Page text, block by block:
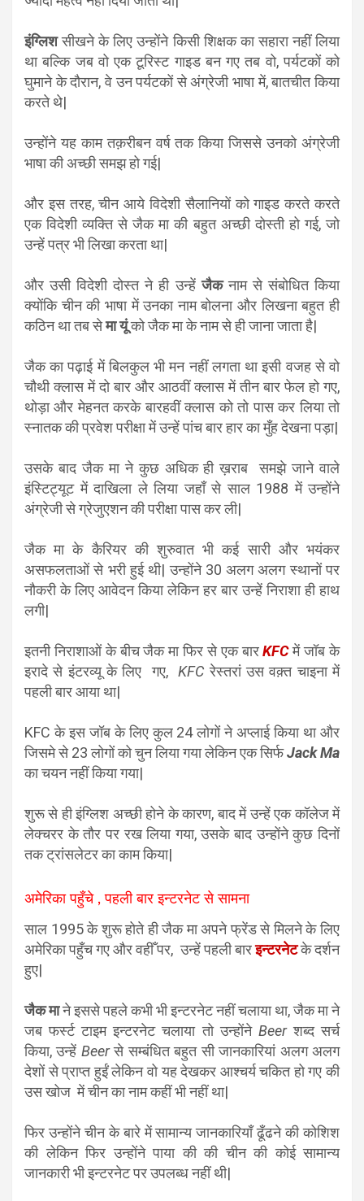
इंग्लिशसीखने के लिए उन्होंने किसी शिक्षक का सहारा नहीं लिया
था बल्कि जब वो एक टूरिस्ट गाइड बन गए तब वो, पर्यटकों को
घुमाने के दौरान, वे उन पर्यटकों से अंग्रेजी भाषा में, बातचीत किया
करते थे|
उन्होंने यह काम तक़रीबन वर्ष तक किया जिससे उनको अंग्रेजी
भाषा की अच्छी समझ हो गई|
और इस तरह, चीन आये विदेशी सैलानियों को गाइड करते करते
एक विदेशी व्यक्ति से जैक मा की बहुत अच्छी दोस्ती हो गई, जो
उन्हें पत्र भी लिखा करता था|
और उसी विदेशी दोस्त ने ही उन्हेंजैकनाम से संबोधित किया
क्योंकि चीन की भाषा में उनका नाम बोलना और लिखना बहुत ही
कठिन था तब सेमा यूंको जैक मा के नाम से ही जाना जाता है|
जैक का पढ़ाई में बिलकुल भी मन नहीं लगता था इसी वजह से वो
चौथी क्लास में दो बार और आठवीं क्लास में तीन बार फेल हो गए,
थोड़ा और मेहनत करके बारहवीं क्लास को तो पास कर लिया तो
स्नातक की प्रवेश परीक्षा में उन्हें पांच बार हार का मुँह देखना पड़ा|
उसके बाद जैक मा ने कुछ अधिक ही ख़राब समझे जाने वाले
इंस्टिट्यूट में दाखिला ले लिया जहाँ से साल 1988 में उन्होंने
अंग्रेजी से ग्रेजुएशन की परीक्षा पास कर ली|
जैक मा के कैरियर की शुरुवात भी कई सारी और भयंकर
असफलताओं से भरी हुई थी| उन्होंने 30 अलग अलग स्थानों पर
नौकरी के लिए आवेदन किया लेकिन हर बार उन्हें निराशा ही हाथ
लगी|
इतनी निराशाओं के बीच जैक मा फिर से एक बारKFCमें जॉब के
इरादे से इंटरव्यू के लिए गए,KFCरेस्तरां उस वक़्त चाइना में
पहली बार आया था|
KFC के इस जॉब के लिए कुल 24 लोगों ने अप्लाई किया था और
जिसमे से 23 लोगों को चुन लिया गया लेकिन एक सिर्फJack Ma
का चयन नहीं किया गया|
शुरू से ही इंग्लिश अच्छी होने के कारण, बाद में उन्हें एक कॉलेज में
लेक्चरर के तौर पर रख लिया गया, उसके बाद उन्होंने कुछ दिनों
तक ट्रांसलेटर का काम किया|
अमेरिका पहुँचे , पहली बार इन्टरनेट से सामना
साल 1995 के शुरू होते ही जैक मा अपने फ्रेंड से मिलने के लिए
अमेरिका पहुँच गए और वहीँ पर, उन्हें पहली बारइन्टरनेटके दर्शन
हुए|
जैक माने इससे पहले कभी भी इन्टरनेट नहीं चलाया था, जैक मा ने
जब फर्स्ट टाइम इन्टरनेट चलाया तो उन्होंने Beerशब्द सर्च
किया, उन्हें Beer से सम्बंधित बहुत सी जानकारियां अलग अलग
देशों से प्राप्त हुईं लेकिन वो यह देखकर आश्चर्य चकित हो गए की
उस खोज में चीन का नाम कहीं भी नहीं था|
फिर उन्होंने चीन के बारे में सामान्य जानकारियाँ ढूँढने की कोशिश
की लेकिन फिर उन्होंने पाया की की चीन की कोई सामान्य
जानकारी भी इन्टरनेट पर उपलब्ध नहीं थी|